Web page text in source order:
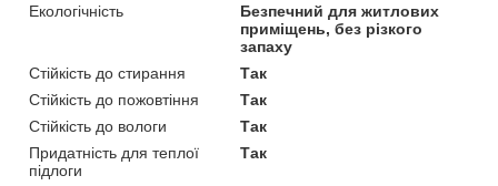
Екологічність
Безпечний для житлових
приміщень, без різкого
запаху
Стійкість до стирання
Так
Стійкість до пожовтіння
Так
Стійкість до вологи
Так
Придатність для теплої
підлоги
Так